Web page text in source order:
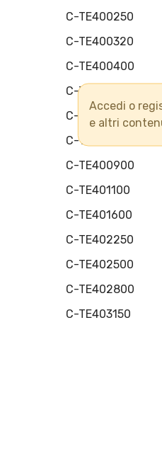
C-TE400250
C-TE400320
C-TE400400
C-TE400500
C-TE400630
C-TE400750
C-TE400900
C-TE401100
C-TE401600
C-TE402250
C-TE402500
C-TE402800
C-TE403150
Accedi o
e altri